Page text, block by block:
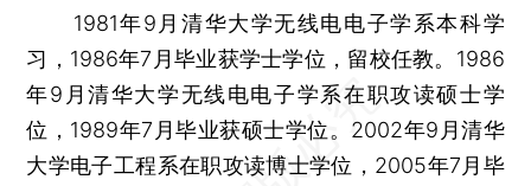
1981年9月清华大学无线电电子学系本科学
习，1986年7月毕业获学士学位，留校任教。1986
年9月清华大学无线电电子学系在职攻读硕士学
位，1989年7月毕业获硕士学位。2002年9月清华
大学电子工程系在职攻读博士学位，2005年7月毕